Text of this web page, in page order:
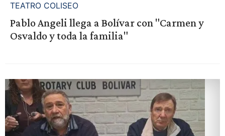
TEATRO COLISEO
Pablo Angeli llega a Bolívar con "Carmen y
Osvaldo y toda la familia"